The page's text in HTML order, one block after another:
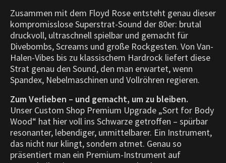
Zusammen mit dem Floyd Rose entsteht genau dieser
kompromisslose Superstrat-Sound der 80er: brutal
druckvoll, ultraschnell spielbar und gemacht für
Divebombs, Screams und große Rockgesten. Von Van-
Halen-Vibes bis zu klassischem Hardrock liefert diese
Strat genau den Sound, den man erwartet, wenn
Spandex, Nebelmaschinen und Vollröhren regieren.
Zum Verlieben – und gemacht, um zu bleiben.
Unser Custom Shop Premium Upgrade „Sort for Body
Wood“ hat hier voll ins Schwarze getroffen – spürbar
resonanter, lebendiger, unmittelbarer. Ein Instrument,
das nicht nur klingt, sondern atmet. Genau so
präsentiert man ein Premium-Instrument auf